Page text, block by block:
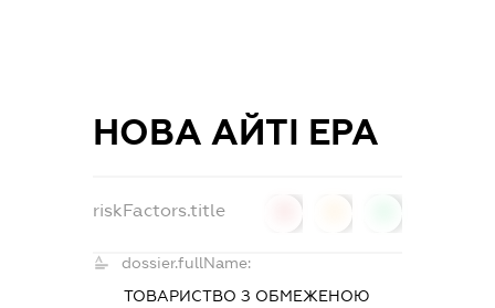
НОВА АЙТІ ЕРА
riskFactors.title
dossier.fullName:
ТОВАРИСТВО З ОБМЕЖЕНОЮ